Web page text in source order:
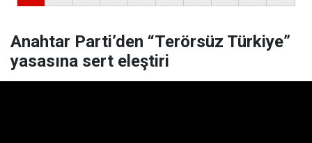
Anahtar Parti’den “Terörsüz Türkiye”
yasasına sert eleştiri